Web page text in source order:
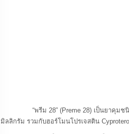
“พรีม 28” (Preme 28) เป็นยาคุมชนิดฮอร์
มิลลิกรัม รวมกับฮอร์โมนโปรเจสติน